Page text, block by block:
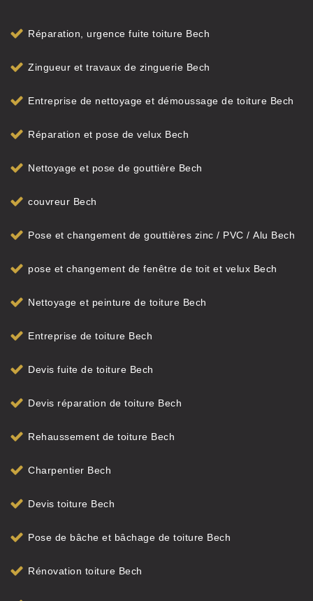
Réparation, urgence fuite toiture Bech
Zingueur et travaux de zinguerie Bech
Entreprise de nettoyage et démoussage de toiture Bech
Réparation et pose de velux Bech
Nettoyage et pose de gouttière Bech
couvreur Bech
Pose et changement de gouttières zinc / PVC / Alu Bech
pose et changement de fenêtre de toit et velux Bech
Nettoyage et peinture de toiture Bech
Entreprise de toiture Bech
Devis fuite de toiture Bech
Devis réparation de toiture Bech
Rehaussement de toiture Bech
Charpentier Bech
Devis toiture Bech
Pose de bâche et bâchage de toiture Bech
Rénovation toiture Bech